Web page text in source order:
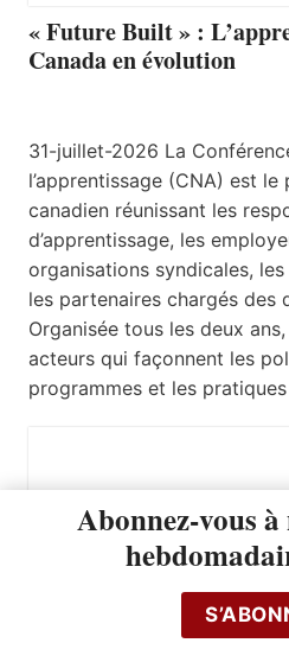
« Future Built » :
Canada en évolution
31-juillet-2026 La
l’apprentissage (CNA) est
canadien réunissant les
d’apprentissage, les
organisations syndicales,
les partenaires chargés des
Organisée tous les deux
acteurs qui façonnent les
programmes et les
Abonnez-vous